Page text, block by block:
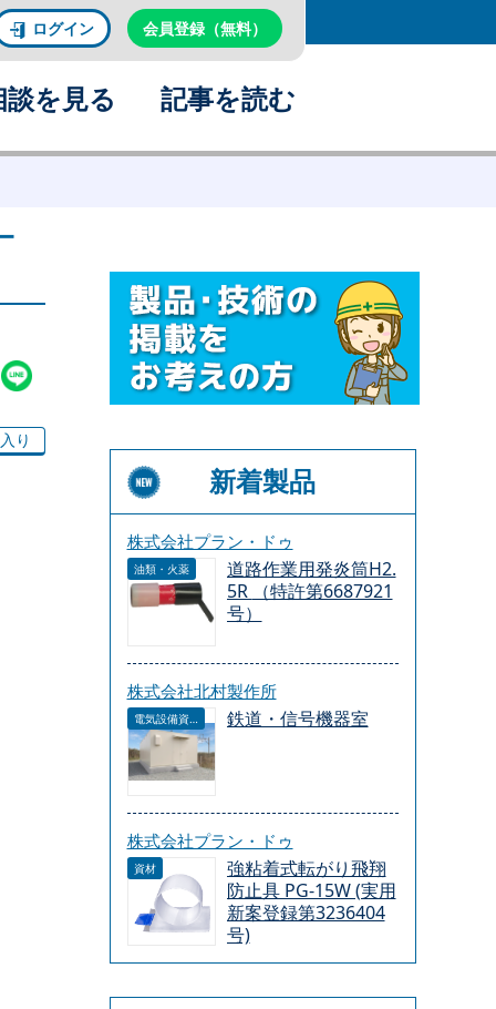
ログイン 会員登録（無料）
談を見る 記事を読む
り
新着製品
株式会社プラン・ドゥ
油類・火薬
道路作業用発炎筒H2.
5R （特許第6687921
号）
株式会社北村製作所
電気設備資材 鉄道・信号機器室
株式会社プラン・ドゥ
資材
強粘着式転がり飛翔
防止具 PG-15W (実用
新案登録第3236404
号)